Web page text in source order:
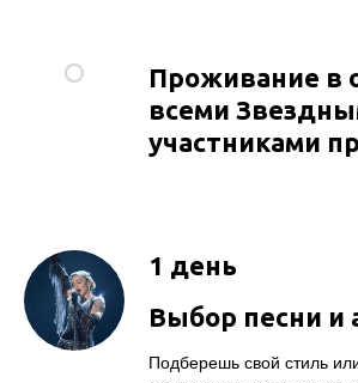
Проживание в
всеми
участниками
1 день
Выбор песни и
Подберешь свой стиль